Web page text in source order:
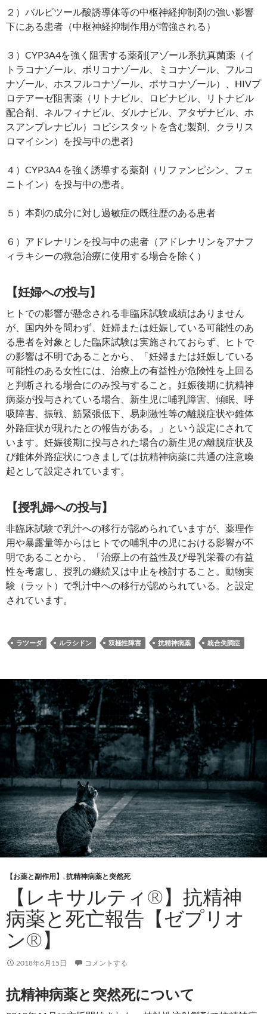
２）バルビツール酸誘導体等の中枢神経抑制剤の強い影響
下にある患者（中枢神経抑制作用が増強される）
３）CYP3A4を強く阻害する薬剤{アゾール系抗真菌薬（イ
トラコナゾール、ボリコナゾール、ミコナゾール、フルコ
ナゾール、ホスフルコナゾール、ポサコナゾール）、HIVプ
ロテアーゼ阻害薬（リトナビル、ロピナビル、リトナビル
配合剤、ネルフィナビル、ダルナビル、アタザナビル、ホ
スアンプレナビル）コビシスタットを含む製剤、クラリス
ロマイシン）を投与中の患者}
４）CYP3A4 を強く誘導する薬剤（リファンピシン、フェ
ニトイン）を投与中の患者。
５）本剤の成分に対し過敏症の既往歴のある患者
６）アドレナリンを投与中の患者（アドレナリンをアナフ
ィラキシーの救急治療に使用する場合を除く）
【妊婦への投与】
ヒトでの影響が懸念される非臨床試験成績はありません
が、国内外を問わず、妊婦または妊娠している可能性のあ
る患者を対象とした臨床試験は実施されておらず、ヒトで
の影響は不明であることから、「妊婦または妊娠している
可能性のある女性には、治療上の有益性が危険性を上回る
と判断される場合にのみ投与すること。妊娠後期に抗精神
病薬が投与されている場合、新生児に哺乳障害、傾眠、呼
吸障害、振戦、筋緊張低下、易刺激性等の離脱症状や錐体
外路症状が現れたとの報告がある。」という設定にされて
います。妊娠後期に投与された場合の新生児の離脱症状及
び錐体外路症状につきましては抗精神病薬に共通の注意喚
起として設定されています。
【授乳婦への投与】
非臨床試験で乳汁への移行が認められていますが、薬理作
用や暴露量等からはヒトでの哺乳中の児における影響が不
明であることから、「治療上の有益性及び母乳栄養の有益
性を考慮し、授乳の継続又は中止を検討すること。動物実
験（ラット）で乳汁中への移行が認められている。と設定
されています。
ラツーダ ルラシドン 双極性障害 抗精神病薬 統合失調症
【お薬と副作用】 ,抗精神病薬と突然死
【レキサルティ®】抗精神
病薬と死亡報告【ゼプリオ
ン®】
2018年6月15日 コメントする
抗精神病薬と突然死について